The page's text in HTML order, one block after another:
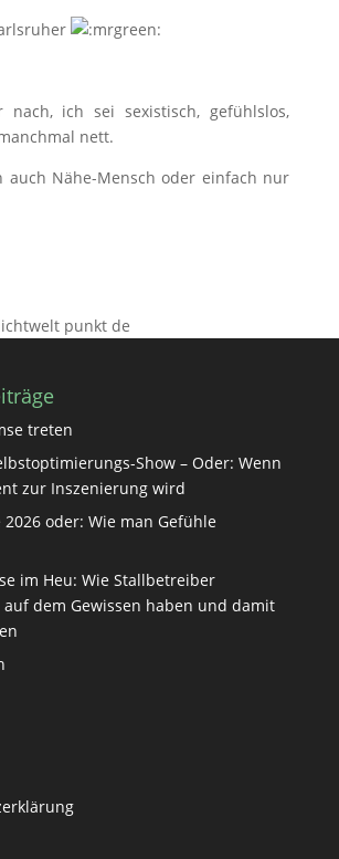
ich sei sexistisch, gefühlslos,
nett.
auch Nähe-Mensch oder einfach nur
punkt de
treten
Show – Oder: Wenn
zur Inszenierung wird
oder: Wie man Gefühle
im Heu: Wie Stallbetreiber
auf dem Gewissen haben und damit